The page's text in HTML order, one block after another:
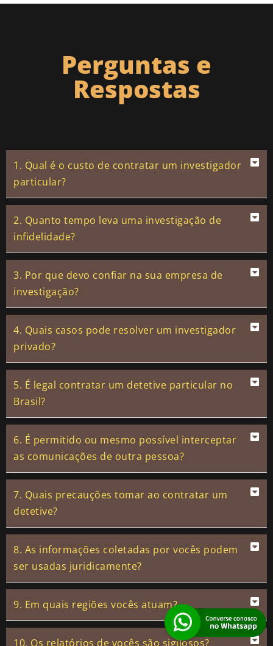
Perguntas e
Respostas
1. Qual é o custo de contratar um investigador
particular?
2. Quanto tempo leva uma investigação de
infidelidade?
3. Por que devo confiar na sua empresa de
investigação?
4. Quais casos pode resolver um investigador
privado?
5. É legal contratar um detetive particular no
Brasil?
6. É permitido ou mesmo possível interceptar
as comunicações de outra pessoa?
7. Quais precauções tomar ao contratar um
detetive?
8. As informações coletadas por vocês podem
ser usadas juridicamente?
9. Em quais regiões vocês atuam?
10. Os relatórios de vocês são sigilosos?